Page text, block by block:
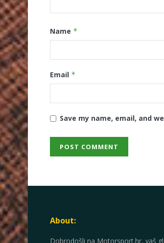
Name *
Email *
Save my name, email, and
About:
Dobrodošli na Motorsport.hr, vaš